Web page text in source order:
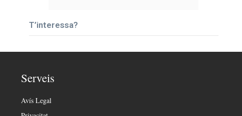
T’interessa?
Serveis
Avís Legal